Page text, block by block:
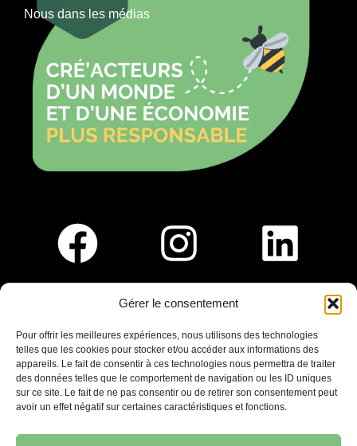
Gérer le consentement
Pour offrir les meilleures expériences, nous utilisons des technologies
telles que les cookies pour stocker et/ou accéder aux informations des
appareils. Le fait de consentir à ces technologies nous permettra de traiter
des données telles que le comportement de navigation ou les ID uniques
sur ce site. Le fait de ne pas consentir ou de retirer son consentement peut
avoir un effet négatif sur certaines caractéristiques et fonctions.
Nous dans les médias
Saint-Germain-En-Laye
Ligne R2-Nord
Tramway T13
20mins à pied du RER A